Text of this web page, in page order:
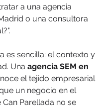
a una agencia
o una consultora
es sencilla: el contexto y
Una agencia SEM en
el tejido empresarial
un negocio en el
Parellada no se